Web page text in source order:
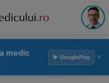
medic ▶ GooglePlay ×